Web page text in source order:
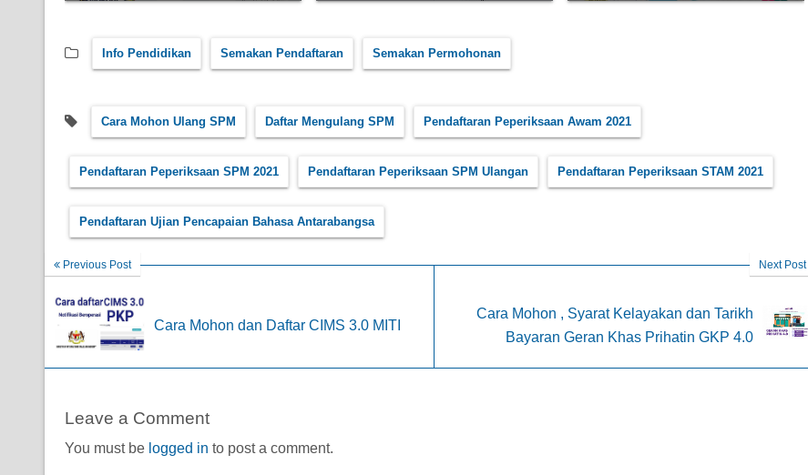
Info Pendidikan Semakan Pendaftaran Semakan Permohonan
Cara Mohon Ulang SPM Daftar Mengulang SPM Pendaftaran Peperiksaan Awam 2021
Pendaftaran Peperiksaan SPM 2021 Pendaftaran Peperiksaan SPM Ulangan Pendaftaran Peperiksaan STAM 2021
Pendaftaran Ujian Pencapaian Bahasa Antarabangsa
Previous Post
Cara Mohon dan Daftar CIMS 3.0 MITI
Next Post
Cara Mohon , Syarat Kelayakan dan Tarikh
Bayaran Geran Khas Prihatin GKP 4.0
Leave a Comment
You must be logged in to post a comment.